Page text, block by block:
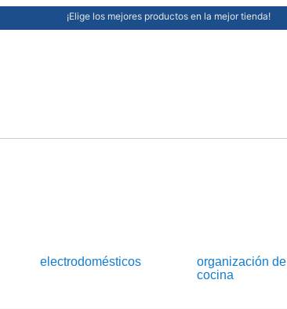
¡Elige los mejores productos en la mejor tienda!
electrodomésticos
organización de
cocina